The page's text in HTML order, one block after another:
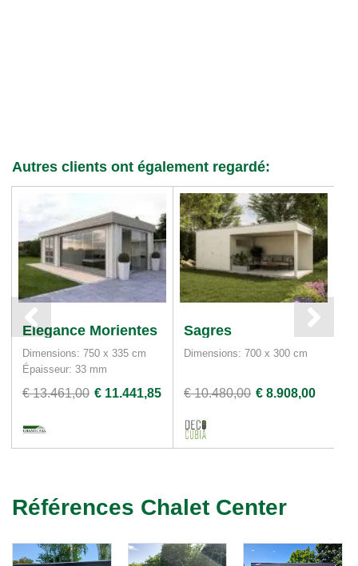
Autres clients ont également regardé:
Elegance Morientes
Dimensions: 750 x 335 cm
Épaisseur: 33 mm
€ 13.461,00 € 11.441,85
Sagres
Dimensions: 700 x 300 cm
€ 10.480,00 € 8.908,00
Références Chalet Center